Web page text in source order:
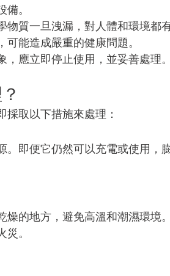
。
物質一旦洩漏，對人體和環境都
能造成嚴重的健康問題。
應立即停止使用，並妥善處理。
取以下措施來處理：
。即便它仍然可以充電或使用，
燥的地方，避免高溫和潮濕環境
。